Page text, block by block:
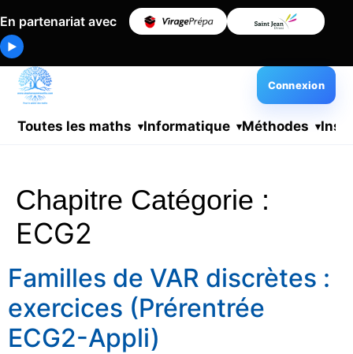
En partenariat avec
▶
Toutes les maths Informatique Méthodes
Connexion
Chapitre Catégorie :
ECG2
Familles de VAR discrètes :
exercices (Prérentrée
ECG2-Appli)